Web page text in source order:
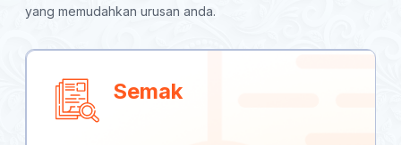
yang memudahkan urusan anda.
Semak